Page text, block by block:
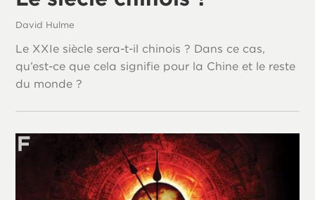
David Hulme
Le XXIe siècle sera-t-il chinois ? Dans ce cas,
qu’est-ce que cela signifie pour la Chine et le reste
du monde ?